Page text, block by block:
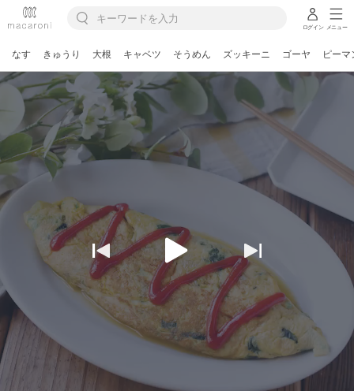
ログイン メニュー
なす きゅうり 大根 キャベツ そうめん ズッキーニ ゴーヤ ピーマ